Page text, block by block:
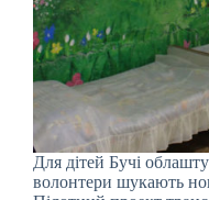
Для дітей Бучі
волонтери шукають